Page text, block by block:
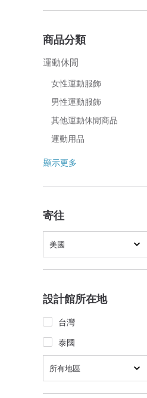
商品分類
運動休閒
女性運動服飾
男性運動服飾
其他運動休閒商品
運動用品
顯示更多
寄往
美國
設計館所在地
台灣
泰國
所有地區